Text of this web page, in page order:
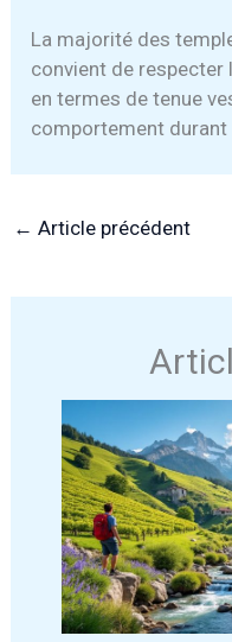
La majorité des
convient de
en termes de tenue
comportement durant
← Article précédent